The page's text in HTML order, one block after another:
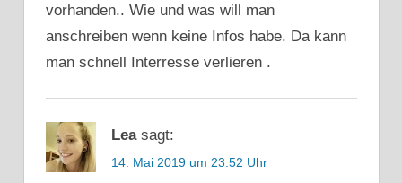
vorhanden.. Wie und was will man
anschreiben wenn keine Infos habe. Da kann
man schnell Interresse verlieren .
Lea sagt:
14. Mai 2019 um 23:52 Uhr